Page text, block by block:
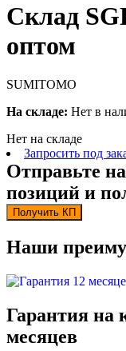
Склад
оптом
SUMITOMO
На складе: Нет в
Нет на складе
Запросить под
Отправьте
позиций и
Получить КП
Наши
Гарантия на
месяцев